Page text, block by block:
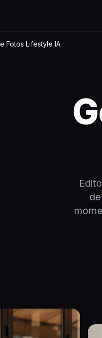
Fotos Lifestyle IA